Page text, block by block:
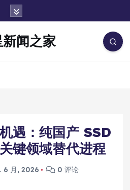
新闻之家
遇：纯国产 SSD
键领域替代进程
6 月, 2026 0 评论